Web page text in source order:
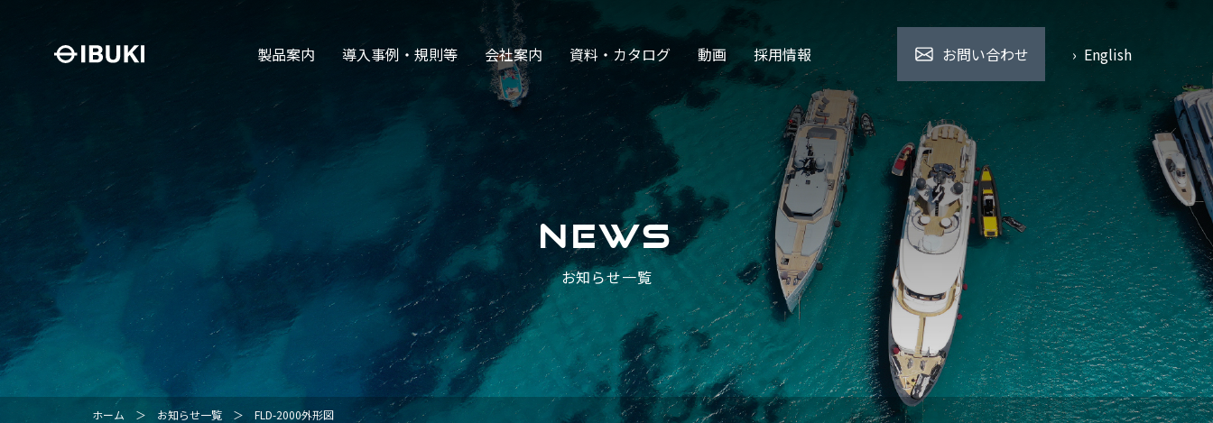
製品案内 導入事例・規則等 会社案内 資料・カタログ 動画 採用情報 お問い合わせ › English
NEWS
お知らせ一覧
ホーム ＞ お知らせ一覧 ＞ FLD-2000外形図